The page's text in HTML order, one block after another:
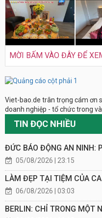
MỜI BẤM VÀO ĐÂY ĐỂ
Viet-bao.de trân trọng cám ơn
doanh nghiệp - tổ chức trong
TIN ĐỌC NHIỀU
ĐỨC BÁO ĐỘNG AN NINH:
05/08/2026 | 23:15
LÀM ĐẸP TẠI TIỆM CỦA
06/08/2026 | 03:03
BERLIN: CHỈ TRONG MỘT